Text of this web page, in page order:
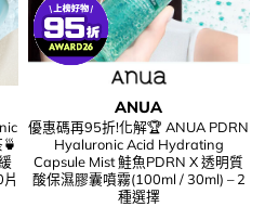
ANUA
優惠碼再95折!化解🏆 ANUA PDRN
Hyaluronic Acid Hydrating
Capsule Mist 鮭魚PDRN X 透明質
酸保濕膠囊噴霧(100ml / 30ml) – 2
種選擇